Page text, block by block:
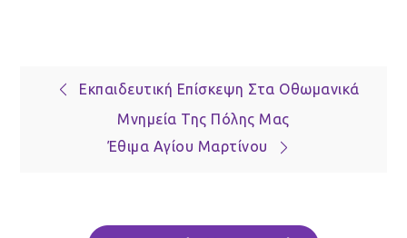
Πλοήγηση
άρθρων
Εκπαιδευτική Επίσκεψη Στα Οθωμανικά
Μνημεία Της Πόλης Μας
Έθιμα Αγίου Μαρτίνου